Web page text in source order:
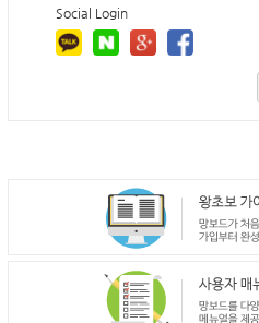
Social Login